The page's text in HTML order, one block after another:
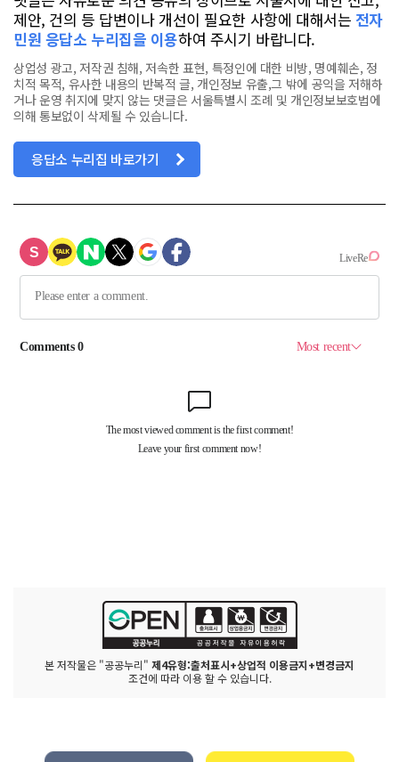
제안, 건의 등 답변이나 개선이 필요한 사항에 대해서는 전자
민원 응답소 누리집을 이용하여 주시기 바랍니다.
상업성 광고, 저작권 침해, 저속한 표현, 특정인에 대한 비방, 명예훼손, 정
치적 목적, 유사한 내용의 반복적 글, 개인정보 유출,그 밖에 공익을 저해하
거나 운영 취지에 맞지 않는 댓글은 서울특별시 조례 및 개인정보보호법에
의해 통보없이 삭제될 수 있습니다.
응답소 누리집 바로가기
본 저작물은 "공공누리" 제4유형:출처표시+상업적 이용금지+변경금지
조건에 따라 이용 할 수 있습니다.